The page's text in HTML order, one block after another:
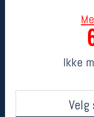
Ikke
Velg
Her finner
Torggata 20
(telefontid man-